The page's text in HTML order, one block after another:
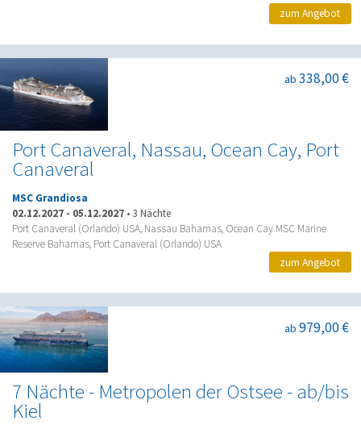
zum Angebot
Port Canaveral, Nassau, Ocean Cay, Port
Canaveral
ab 338,00 €
MSC Grandiosa
02.12.2027 - 05.12.2027 • 3 Nächte
Port Canaveral (Orlando) USA, Nassau Bahamas, Ocean Cay MSC Marine
Reserve Bahamas, Port Canaveral (Orlando) USA
zum Angebot
7 Nächte - Metropolen der Ostsee - ab/bis
Kiel
ab 979,00 €